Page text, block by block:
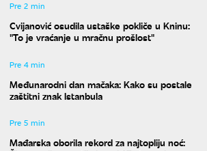
Pre 2 min
Cvijanović osudila ustaške pokliče u Kninu:
"To je vraćanje u mračnu prošlost"
Pre 4 min
Međunarodni dan mačaka: Kako su postale
zaštitni znak Istanbula
Pre 5 min
Mađarska oborila rekord za najtopliju noć: